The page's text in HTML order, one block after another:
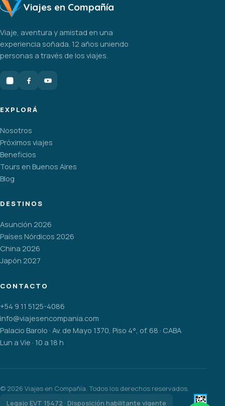
Viajes en Compañía
Viaje, aventura y amistad en una
experiencia soñada. 12 años uniendo
personas a través de los viajes.
EXPLORÁ
Nosotros
Próximos viajes
Beneficios
Tours en Buenos Aires
Blog
DESTINOS
Asunción 2026
Países Nórdicos 2026
China 2026
Japón 2027
CONTACTO
+54 9 11 5125-4086
info@viajesencompania.com
Palacio Barolo · Av. de Mayo 1370, Piso 4°, of. 68 · CABA
Lun a Vie · 10 a 18 h
© 2026 Viajes en Compañía. Todos los derechos reservados.
Legajo EVT 15472 · Disposición habilitante vigente